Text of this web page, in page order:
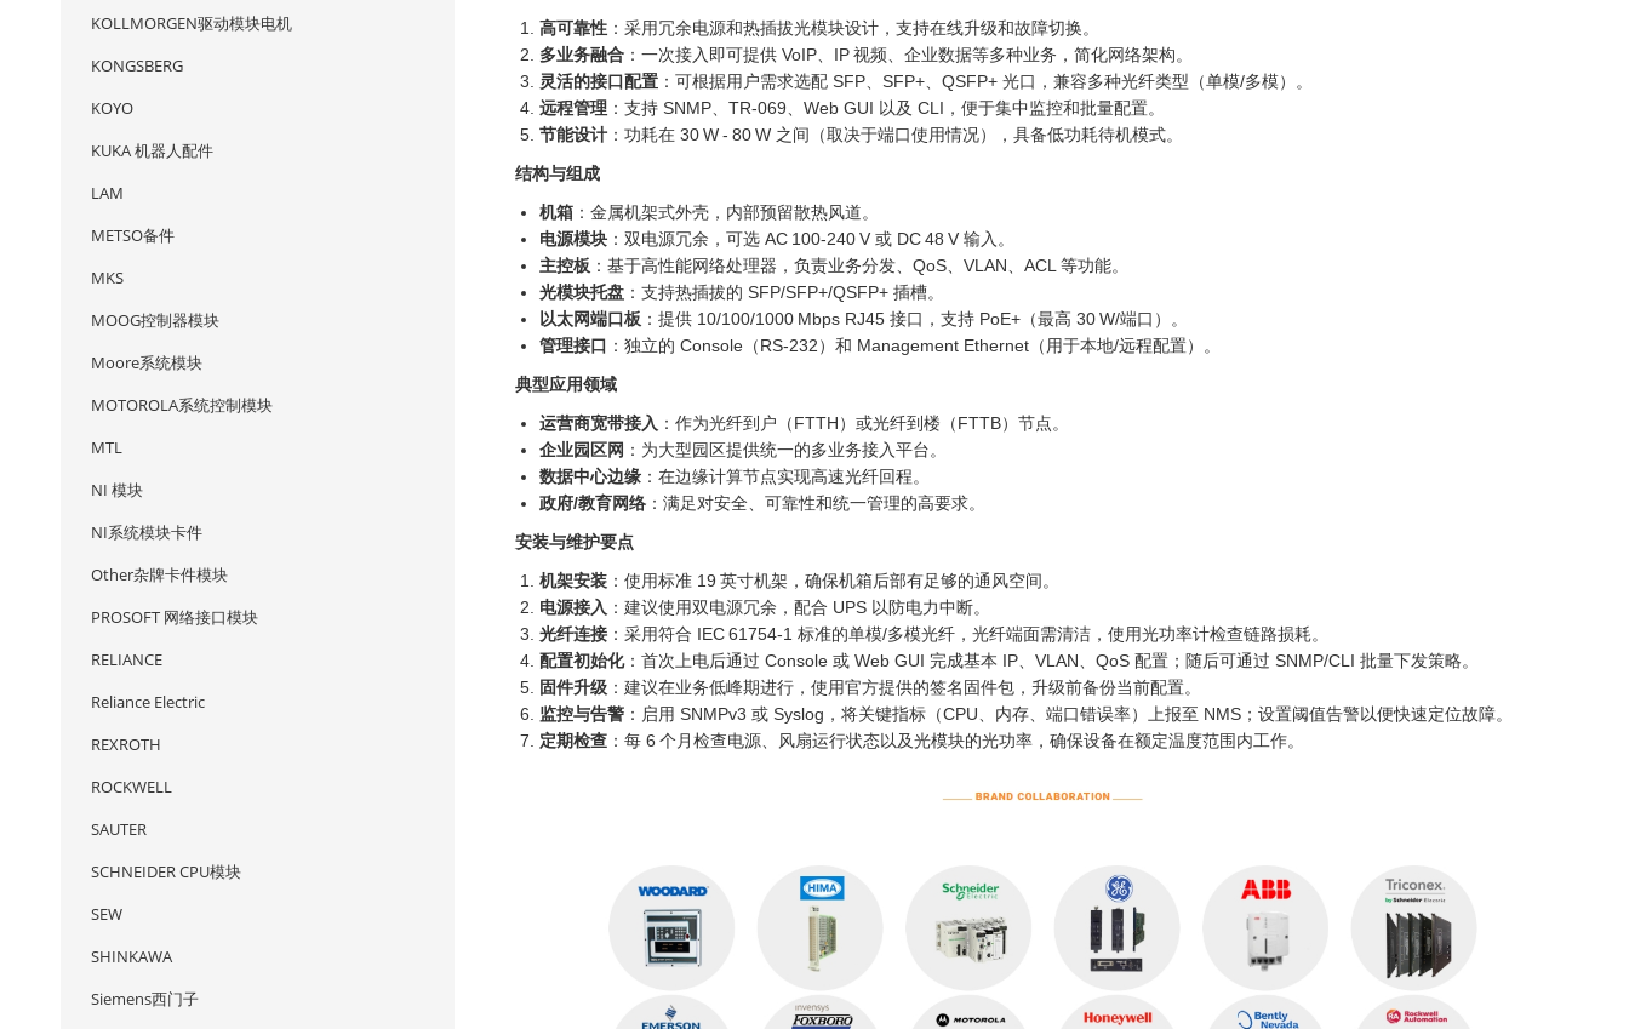
高可靠性 ：采用冗余电源和热插拔光模块设计，支持在线升级和故障切换。
多业务融合 ：一次接入即可提供 VoIP、IP 视频、企业数据等多种业务，简化网络架构。
灵活的接口配置 ：可根据用户需求选配 SFP、SFP+、QSFP+ 光口，兼容多种光纤类型（单模/多模）。
远程管理 ：支持 SNMP、TR-069、Web GUI 以及 CLI，便于集中监控和批量配置。
节能设计 ：功耗在 30 W - 80 W 之间（取决于端口使用情况），具备低功耗待机模式。
结构与组成
机箱 ：金属机架式外壳，内部预留散热风道。
电源模块 ：双电源冗余，可选 AC 100‑240 V 或 DC 48 V 输入。
主控板 ：基于高性能网络处理器，负责业务分发、QoS、VLAN、ACL 等功能。
光模块托盘 ：支持热插拔的 SFP/SFP+/QSFP+ 插槽。
以太网端口板 ：提供 10/100/1000 Mbps RJ45 接口，支持 PoE+（最高 30 W/端口）。
管理接口 ：独立的 Console（RS‑232）和 Management Ethernet（用于本地/远程配置）。
典型应用领域
运营商宽带接入 ：作为光纤到户（FTTH）或光纤到楼（FTTB）节点。
企业园区网 ：为大型园区提供统一的多业务接入平台。
数据中心边缘 ：在边缘计算节点实现高速光纤回程。
政府/教育网络 ：满足对安全、可靠性和统一管理的高要求。
安装与维护要点
机架安装 ：使用标准 19 英寸机架，确保机箱后部有足够的通风空间。
电源接入 ：建议使用双电源冗余，配合 UPS 以防电力中断。
光纤连接 ：采用符合 IEC 61754‑1 标准的单模/多模光纤，光纤端面需清洁，使用光功率计检查链路损耗。
配置初始化：首次上电后通过 Console 或 Web GUI 完成基本 IP、VLAN、QoS 配置；随后可通过 SNMP/CLI 批量下发策略。
固件升级 ：建议在业务低峰期进行，使用官方提供的签名固件包，升级前备份当前配置。
监控与告警 ：启用 SNMPv3 或 Syslog，将关键指标（CPU、内存、端口错误率）上报至 NMS；设置阈值告警以便快速定位故障。
定期检查 ：每 6 个月检查电源、风扇运行状态以及光模块的光功率，确保设备在额定温度范围内工作。
KOLLMORGEN驱动模块电机
KONGSBERG
KOYO
KUKA 机器人配件
LAM
METSO备件
MKS
MOOG控制器模块
Moore系统模块
MOTOROLA系统控制模块
MTL
NI 模块
NI系统模块卡件
Other杂牌卡件模块
PROSOFT 网络接口模块
RELIANCE
Reliance Electric
REXROTH
ROCKWELL
SAUTER
SCHNEIDER CPU模块
SEW
SHINKAWA
Siemens西门子